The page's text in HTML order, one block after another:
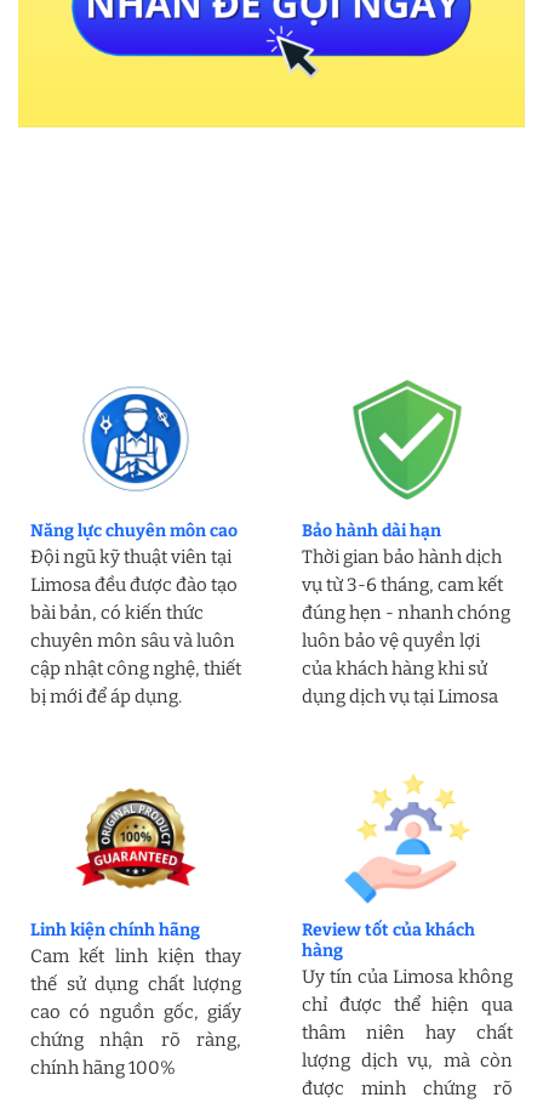
Năng lực chuyên môn cao
Đội ngũ kỹ thuật viên tại
Limosa đều được đào tạo
bài bản, có kiến thức
chuyên môn sâu và luôn
cập nhật công nghệ, thiết
bị mới để áp dụng.
Bảo hành dài hạn
Thời gian bảo hành dịch
vụ từ 3-6 tháng, cam kết
đúng hẹn - nhanh chóng
luôn bảo vệ quyền lợi
của khách hàng khi sử
dụng dịch vụ tại Limosa
Linh kiện chính hãng
Cam kết linh kiện thay
thế sử dụng chất lượng
cao có nguồn gốc, giấy
chứng nhận rõ ràng,
chính hãng 100%
Review tốt của khách
hàng
Uy tín của Limosa không
chỉ được thể hiện qua
thâm niên hay chất
lượng dịch vụ, mà còn
được minh chứng rõ